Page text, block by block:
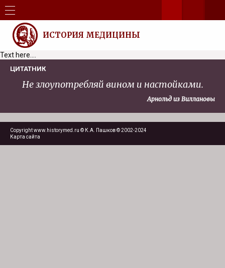
ИСТОРИЯ МЕДИЦИНЫ
Text here....
ЦИТАТНИК
Не злоупотребляй вином и настойками.
Арнольд из Виллановы
Copyright www.historymed.ru © К.А. Пашков © 2002-2024
Карта сайта